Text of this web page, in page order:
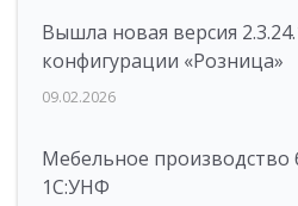
Вышла новая версия
конфигурации «Розница»
09.02.2026
Мебельное производство
1С:УНФ